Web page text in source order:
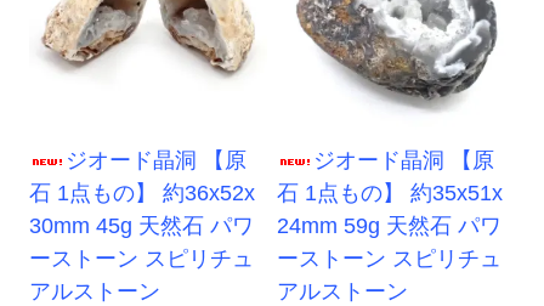
ジオード晶洞 【原
石 1点もの】 約36x52x
30mm 45g 天然石 パワ
ーストーン スピリチュ
アルストーン
ジオード晶洞 【原
石 1点もの】 約35x51x
24mm 59g 天然石 パワ
ーストーン スピリチュ
アルストーン